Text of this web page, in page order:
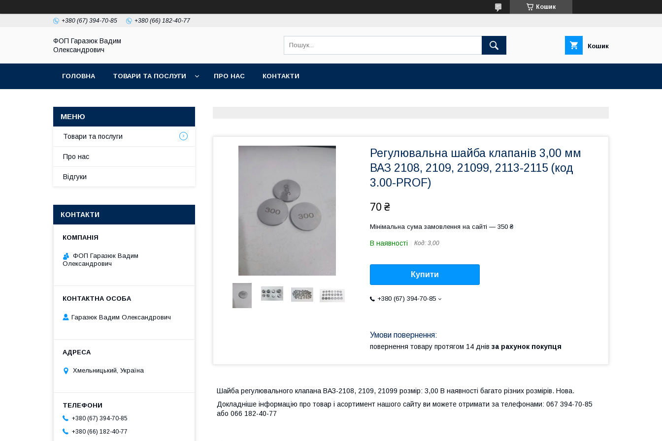
Кошик
+380 (67) 394-70-85 +380 (66) 182-40-77
ФОП Гаразюк Вадим
Олександрович
Кошик
ГОЛОВНА ТОВАРИ ТА ПОСЛУГИ ПРО НАС КОНТАКТИ
Регулювальна шайба клапанів 3,00 мм
ВАЗ 2108, 2109, 21099, 2113-2115 (код
3.00-PROF)
70 ₴
Мінімальна сума замовлення на сайті — 350 ₴
В наявності Код: 3,00
Купити
+380 (67) 394-70-85
повернення товару протягом 14 днів за рахунок покупця
Шайба регулювального клапана ВАЗ-2108, 2109, 21099 розмір: 3,00 В наявності багато різних розмірів. Нова.
Докладніше інформацію про товар і асортимент нашого сайту ви можете отримати за телефонами: 067 394-70-85
або 066 182-40-77
Товари та послуги
Про нас
Відгуки
КОНТАКТИ
ФОП Гаразюк Вадим
Олександрович
Гаразюк Вадим Олександрович
Хмельницький, Україна
+380 (67) 394-70-85
+380 (66) 182-40-77